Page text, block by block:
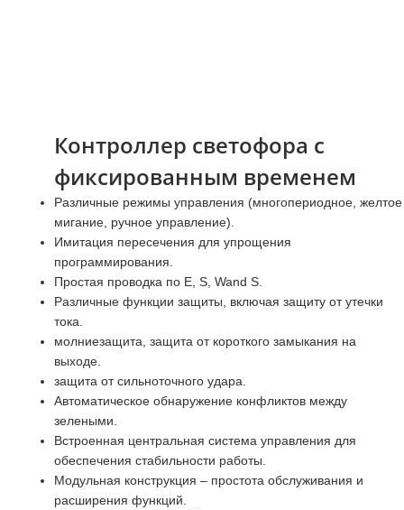
Контроллер светофора с
фиксированным временем
Различные режимы управления (многопериодное, желтое
мигание, ручное управление).
Имитация пересечения для упрощения
программирования.
Простая проводка по E, S, Wand S.
Различные функции защиты, включая защиту от утечки
тока.
молниезащита, защита от короткого замыкания на
выходе.
защита от сильноточного удара.
Автоматическое обнаружение конфликтов между
зелеными.
Встроенная центральная система управления для
обеспечения стабильности работы.
Модульная конструкция – простота обслуживания и
расширения функций.